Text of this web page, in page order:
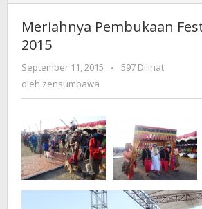
Pembukaan
Festival
Moyo
Meriahnya Pembukaan
2015
September 11, 2015
oleh
-
597 Dilihat
oleh zensumbawa